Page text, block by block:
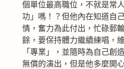
個單位最高職位，不就是常
功」嗎！？但他內在知道自
情，奮力為此付出，忙碌郵
餘，要保持體力繼續練唱，
「專業」，並隨時為自己創
無償的演出，但是他多麼開